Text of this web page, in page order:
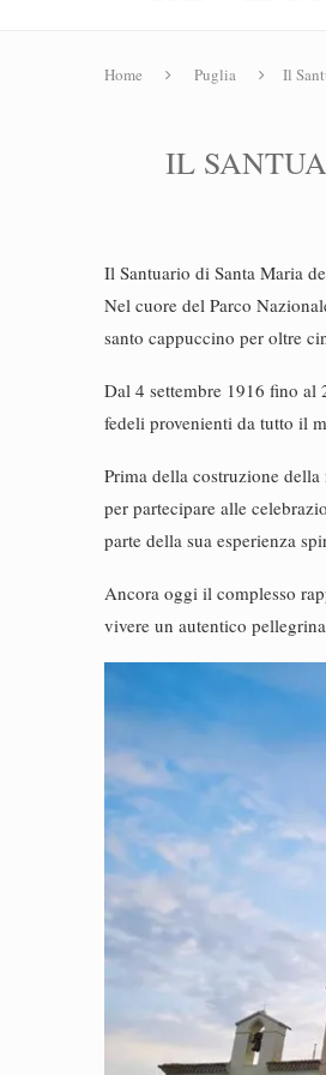
Home Puglia Il
IL
Il Santuario di Santa Maria
Nel cuore del Parco
santo cappuccino per oltre
Dal 4 settembre 1916 fino al
fedeli provenienti da tutto il
Prima della costruzione
per partecipare alle
parte della sua esperienza
Ancora oggi il complesso
vivere un autentico